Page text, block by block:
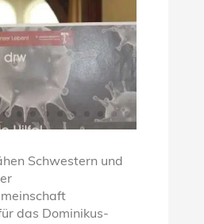
Schwestern und
das Dominikus-